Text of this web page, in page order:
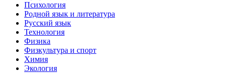
Психология
Родной язык и литература
Русский язык
Технология
Физика
Физкультура и спорт
Химия
Экология